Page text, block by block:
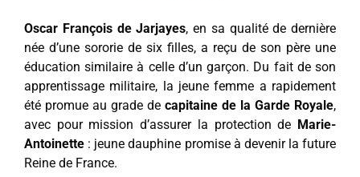
Oscar François de Jarjayes, en sa qualité de dernière
née d’une sororie de six filles, a reçu de son père une
éducation similaire à celle d’un garçon. Du fait de son
apprentissage militaire, la jeune femme a rapidement
été promue au grade de capitaine de la Garde Royale,
avec pour mission d’assurer la protection de Marie-
Antoinette : jeune dauphine promise à devenir la future
Reine de France.